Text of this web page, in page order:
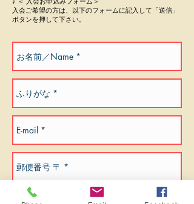
♪ ＜ 入会お申込みフォーム＞
入会ご希望の方は、以下のフォームに記入して「送信」
ボタンを押して下さい。